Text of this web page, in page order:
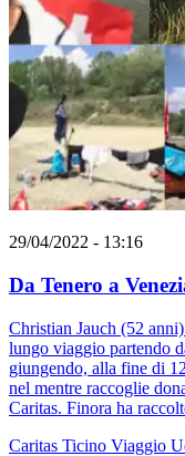
29/04/2022 - 13:16
Da Tenero a
Christian Jauch (52
lungo viaggio partendo
giungendo, alla fine di
nel mentre raccoglie
Caritas. Finora ha
Caritas Ticino Viaggio